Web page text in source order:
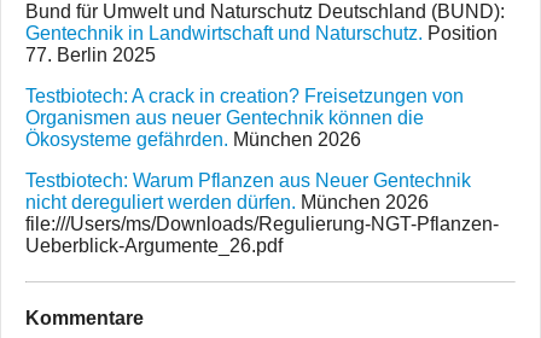
Bund für Umwelt und Naturschutz Deutschland (BUND):
Gentechnik in Landwirtschaft und Naturschutz. Position
77. Berlin 2025
Testbiotech: A crack in creation? Freisetzungen von
Organismen aus neuer Gentechnik können die
Ökosysteme gefährden. München 2026
Testbiotech: Warum Pflanzen aus Neuer Gentechnik
nicht dereguliert werden dürfen. München 2026
file:///Users/ms/Downloads/Regulierung-NGT-Pflanzen-
Ueberblick-Argumente_26.pdf
Kommentare